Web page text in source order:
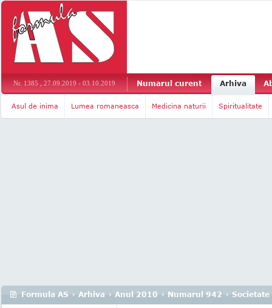
Nr. 1385 , 27.09.2019 - 03.10.2019 Numarul curent Arhiva
Asul de inima Lumea romaneasca Medicina naturii Spiritualitate
Formula AS › Arhiva › Anul 2010 › Numarul 942 › Societate